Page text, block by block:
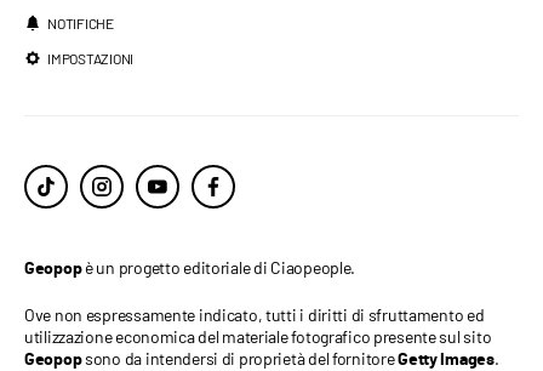
NOTIFICHE
IMPOSTAZIONI
Geopopè un progetto editoriale di Ciaopeople.
Ove non espressamente indicato, tutti i diritti di sfruttamento ed
utilizzazione economica del materiale fotografico presente sul sito
Geopopsono da intendersi di proprietà del fornitoreGetty Images.